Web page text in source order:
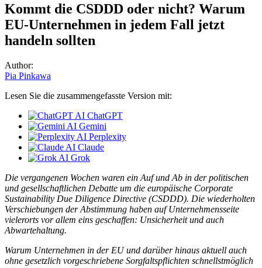
Kommt die CSDDD oder nicht? Warum
EU-Unternehmen in jedem Fall jetzt
handeln sollten
Author:
Pia Pinkawa
Lesen Sie die zusammengefasste Version mit:
ChatGPT
Gemini
Perplexity
Claude
Grok
Die vergangenen Wochen waren ein Auf und Ab in der politischen
und gesellschaftlichen Debatte um die europäische Corporate
Sustainability Due Diligence Directive (CSDDD). Die wiederholten
Verschiebungen der Abstimmung haben auf Unternehmensseite
vielerorts vor allem eins geschaffen: Unsicherheit und auch
Abwartehaltung.
Warum Unternehmen in der EU und darüber hinaus aktuell auch
ohne gesetzlich vorgeschriebene Sorgfaltspflichten schnellstmöglich